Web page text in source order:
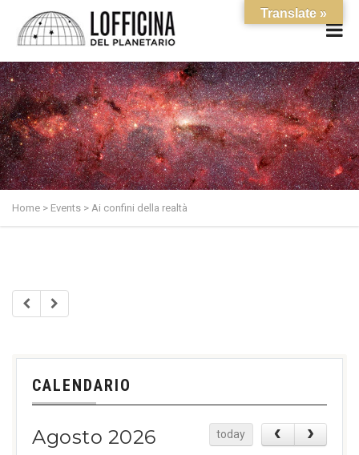
Home > Events > Ai confini della realtà
CALENDARIO
Agosto 2026 today
Translate »